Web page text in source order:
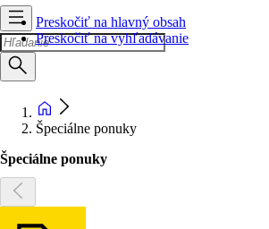
Preskočiť na hlavný obsah
Preskočiť na vyhľadávanie
Špeciálne ponuky
Špeciálne ponuky